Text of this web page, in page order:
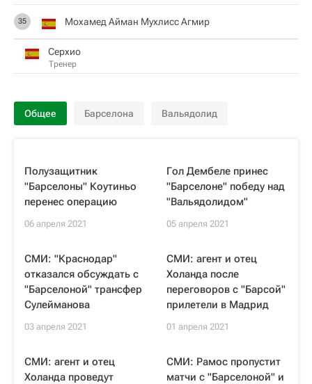
35 Мохамед Айман Мухлисс Агмир
Серхио
Тренер
Общее Барселона Вальядолид
Полузащитник
"Барселоны" Коутиньо
перенес операцию
06 апреля 2021
Гол Дембеле принес
"Барселоне" победу над
"Вальядолидом"
05 апреля 2021
СМИ: "Краснодар"
отказался обсуждать с
"Барселоной" трансфер
Сулейманова
03 апреля 2021
СМИ: агент и отец
Холанда после
переговоров с "Барсой"
прилетели в Мадрид
01 апреля 2021
СМИ: агент и отец
Холанда проведут
СМИ: Рамос пропустит
матчи с "Барселоной" и